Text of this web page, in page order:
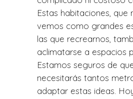
Estas habitaciones, que
vemos como grandes
las que recrearnos,
aclimatarse a espacios
Estamos seguros de
necesitarás tantos
adaptar estas ideas.